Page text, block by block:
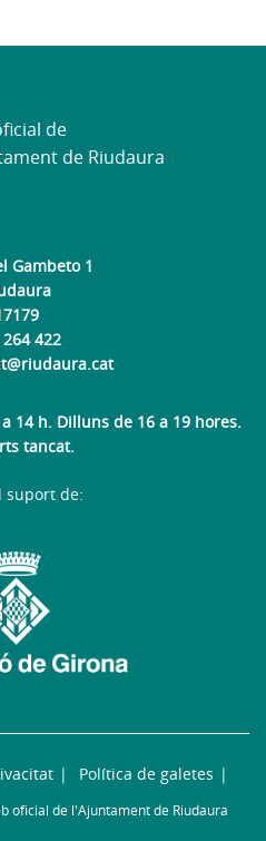
Gambeto 1
422
14 h. Dilluns de 16 a 19 hores.
tancat.
de
de Riudaura
Política de galetes
oficial de l'Ajuntament de Riudaura
suport de: